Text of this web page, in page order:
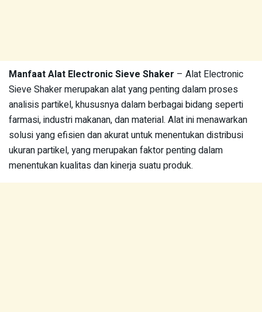
Manfaat Alat Electronic Sieve Shaker – Alat Electronic
Sieve Shaker merupakan alat yang penting dalam proses
analisis partikel, khususnya dalam berbagai bidang seperti
farmasi, industri makanan, dan material. Alat ini menawarkan
solusi yang efisien dan akurat untuk menentukan distribusi
ukuran partikel, yang merupakan faktor penting dalam
menentukan kualitas dan kinerja suatu produk.